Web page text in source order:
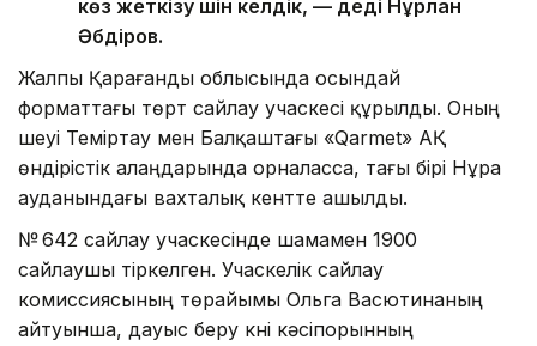
көз жеткізу үшін келдік, — деді Нұрлан
Әбдіров.
Жалпы Қарағанды облысында осындай
форматтағы төрт сайлау учаскесі құрылды. Оның
үшеуі Теміртау мен Балқаштағы «Qarmet» АҚ
өндірістік алаңдарында орналасса, тағы бірі Нұра
ауданындағы вахталық кентте ашылды.
№ 642 сайлау учаскесінде шамамен 1900
сайлаушы тіркелген. Учаскелік сайлау
комиссиясының төрайымы Ольга Васютинаның
айтуынша, дауыс беру күні кәсіпорынның